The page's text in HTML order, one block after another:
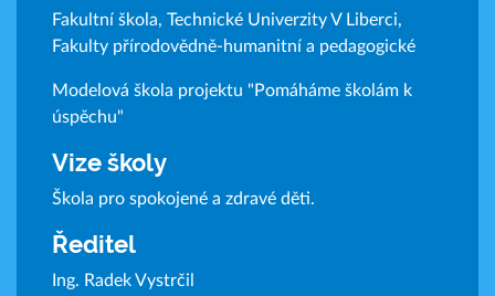
Fakultní škola, Technické Univerzity V Liberci,
Fakulty přírodovědně-humanitní a pedagogické
Modelová škola projektu "Pomáháme školám k
úspěchu"
Vize školy
Škola pro spokojené a zdravé děti.
Ředitel
Ing. Radek Vystrčil